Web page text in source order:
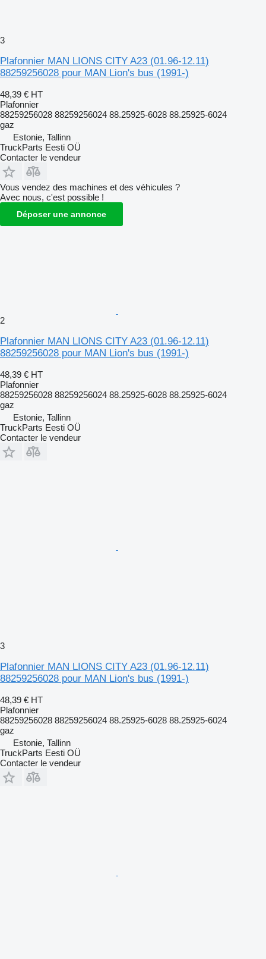
3
Plafonnier MAN LIONS CITY A23 (01.96-12.11)
88259256028 pour MAN Lion's bus (1991-)
48,39 € HT
Plafonnier
88259256028 88259256024 88.25925-6028 88.25925-6024
gaz
Estonie, Tallinn
TruckParts Eesti OÜ
Contacter le vendeur
Vous vendez des machines et des véhicules ?
Avec nous, c'est possible !
Déposer une annonce
2
Plafonnier MAN LIONS CITY A23 (01.96-12.11)
88259256028 pour MAN Lion's bus (1991-)
48,39 € HT
Plafonnier
88259256028 88259256024 88.25925-6028 88.25925-6024
gaz
Estonie, Tallinn
TruckParts Eesti OÜ
Contacter le vendeur
3
Plafonnier MAN LIONS CITY A23 (01.96-12.11)
88259256028 pour MAN Lion's bus (1991-)
48,39 € HT
Plafonnier
88259256028 88259256024 88.25925-6028 88.25925-6024
gaz
Estonie, Tallinn
TruckParts Eesti OÜ
Contacter le vendeur